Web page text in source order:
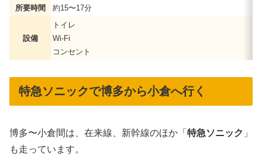
所要時間
約15〜17分
設備
トイレ
Wi-Fi
コンセント
特急ソニックで博多から小倉へ行く
博多〜小倉間は、在来線、新幹線のほか「 特急ソニック 」
も走っています。